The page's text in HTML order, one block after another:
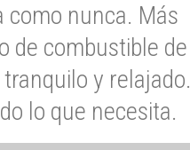
como nunca. Más
de combustible de
y relajado.
lo que necesita.